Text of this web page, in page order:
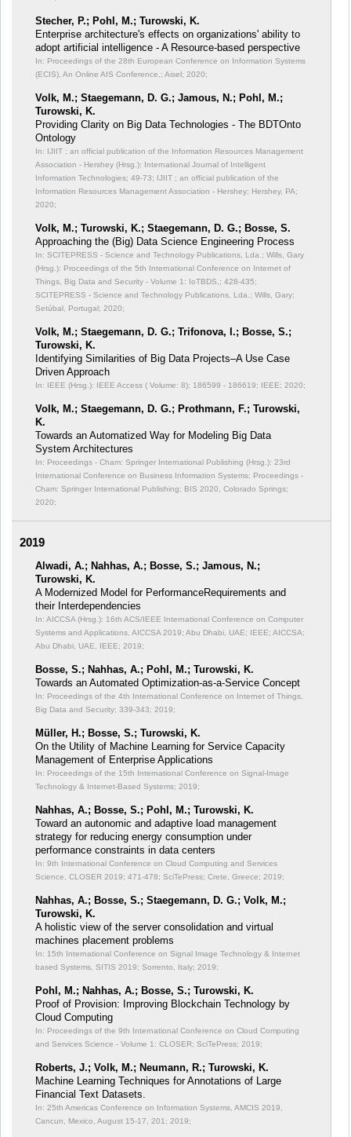
Stecher, P.; Pohl, M.; Turowski, K.
Enterprise architecture's effects on organizations' ability to
adopt artificial intelligence - A Resource-based perspective
In: Proceedings of the 28th European Conference on Information Systems
(ECIS), An Online AIS Conference,; Aisel; 2020;
Volk, M.; Staegemann, D. G.; Jamous, N.; Pohl, M.;
Turowski, K.
Providing Clarity on Big Data Technologies - The BDTOnto
Ontology
In: IJIIT ; an official publication of the Information Resources Management
Association - Hershey (Hrsg.): International Journal of Intelligent
Information Technologies; 49-73; IJIIT ; an official publication of the
Information Resources Management Association - Hershey; Hershey, PA;
2020;
Volk, M.; Turowski, K.; Staegemann, D. G.; Bosse, S.
Approaching the (Big) Data Science Engineering Process
In: SCITEPRESS - Science and Technology Publications, Lda.; Wills, Gary
(Hrsg.): Proceedings of the 5th International Conference on Internet of
Things, Big Data and Security - Volume 1: IoTBDS,; 428-435;
SCITEPRESS - Science and Technology Publications, Lda.; Wills, Gary;
Setúbal, Portugal; 2020;
Volk, M.; Staegemann, D. G.; Trifonova, I.; Bosse, S.;
Turowski, K.
Identifying Similarities of Big Data Projects–A Use Case
Driven Approach
In: IEEE (Hrsg.): IEEE Access ( Volume: 8); 186599 - 186619; IEEE; 2020;
Volk, M.; Staegemann, D. G.; Prothmann, F.; Turowski,
K.
Towards an Automatized Way for Modeling Big Data
System Architectures
In: Proceedings - Cham: Springer International Publishing (Hrsg.): 23rd
International Conference on Business Information Systems; Proceedings -
Cham: Springer International Publishing; BIS 2020, Colorado Springs;
2020;
2019
Alwadi, A.; Nahhas, A.; Bosse, S.; Jamous, N.;
Turowski, K.
A Modernized Model for PerformanceRequirements and
their Interdependencies
In: AICCSA (Hrsg.): 16th ACS/IEEE International Conference on Computer
Systems and Applications, AICCSA 2019; Abu Dhabi, UAE; IEEE; AICCSA;
Abu Dhabi, UAE, IEEE; 2019;
Bosse, S.; Nahhas, A.; Pohl, M.; Turowski, K.
Towards an Automated Optimization-as-a-Service Concept
In: Proceedings of the 4th International Conference on Internet of Things,
Big Data and Security; 339-343; 2019;
Müller, H.; Bosse, S.; Turowski, K.
On the Utility of Machine Learning for Service Capacity
Management of Enterprise Applications
In: Proceedings of the 15th International Conference on Signal-Image
Technology & Internet-Based Systems; 2019;
Nahhas, A.; Bosse, S.; Pohl, M.; Turowski, K.
Toward an autonomic and adaptive load management
strategy for reducing energy consumption under
performance constraints in data centers
In: 9th International Conference on Cloud Computing and Services
Science, CLOSER 2019; 471-478; SciTePress; Crete, Greece; 2019;
Nahhas, A.; Bosse, S.; Staegemann, D. G.; Volk, M.;
Turowski, K.
A holistic view of the server consolidation and virtual
machines placement problems
In: 15th International Conference on Signal Image Technology & Internet
based Systems, SITIS 2019; Sorrento, Italy; 2019;
Pohl, M.; Nahhas, A.; Bosse, S.; Turowski, K.
Proof of Provision: Improving Blockchain Technology by
Cloud Computing
In: Proceedings of the 9th International Conference on Cloud Computing
and Services Science - Volume 1: CLOSER; SciTePress; 2019;
Roberts, J.; Volk, M.; Neumann, R.; Turowski, K.
Machine Learning Techniques for Annotations of Large
Financial Text Datasets.
In: 25th Americas Conference on Information Systems, AMCIS 2019,
Cancun, Mexico, August 15-17, 201; 2019;